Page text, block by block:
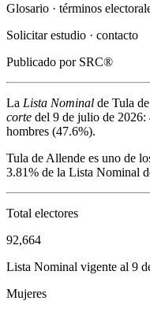
Glosario · términos
Solicitar estudio · contacto
Publicado por SRC®
La Lista Nominal de Tula
corte del 9 de julio de 2026:
hombres (47.6%).
Tula de Allende es uno de
3.81% de la Lista Nominal
Total electores
92,664
Lista Nominal vigente al 9
Mujeres